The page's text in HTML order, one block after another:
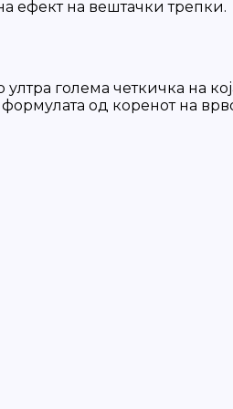
ефект на вештачки трепки.
голема четкичка на
од коренот на